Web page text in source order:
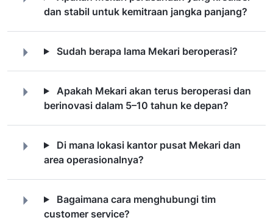
dan stabil untuk kemitraan jangka panjang?
Sudah berapa lama Mekari beroperasi?
Apakah Mekari akan terus beroperasi dan
berinovasi dalam 5–10 tahun ke depan?
Di mana lokasi kantor pusat Mekari dan
area operasionalnya?
Bagaimana cara menghubungi tim
customer service?